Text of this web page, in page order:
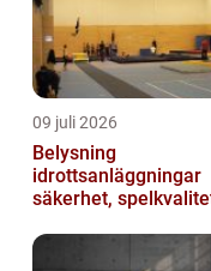
09 juli 2026
Belysning
idrottsanläggningar
säkerhet,